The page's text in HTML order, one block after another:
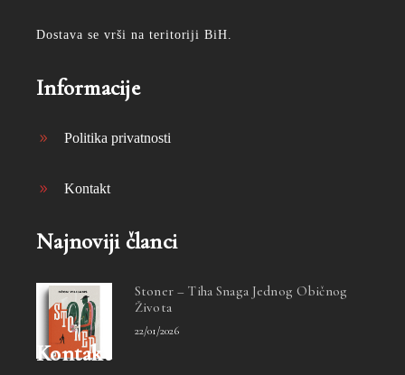
Dostava se vrši na teritoriji BiH.
Informacije
Politika privatnosti
Kontakt
Najnoviji članci
Stoner – Tiha Snaga Jednog Običnog
Života
22/01/2026
Kontakt